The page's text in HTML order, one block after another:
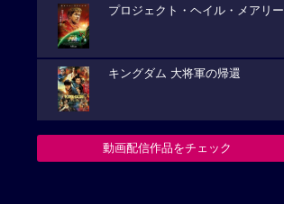
プロジェクト・ヘイル・メアリー
キングダム 大将軍の帰還
動画配信作品をチェック